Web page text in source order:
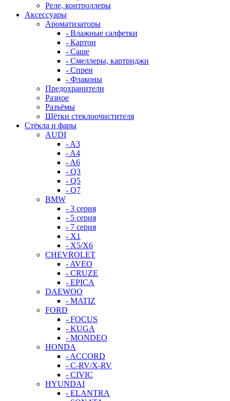
Реле, контроллеры
Аксессуары
Ароматизаторы
- Влажные салфетки
- Картон
- Саше
- Смеллеры, картриджи
- Спреи
- Флаконы
Предохранители
Разное
Разъёмы
Щётки стеклоочистителя
Стёкла и фары
AUDI
- A3
- A4
- A6
- Q3
- Q5
- Q7
BMW
- 3 серия
- 5 серия
- 7 серия
- X1
- X5/X6
CHEVROLET
- AVEO
- CRUZE
- EPICA
DAEWOO
- MATIZ
FORD
- FOCUS
- KUGA
- MONDEO
HONDA
- ACCORD
- C-RV/X-RV
- CIVIC
HYUNDAI
- ELANTRA